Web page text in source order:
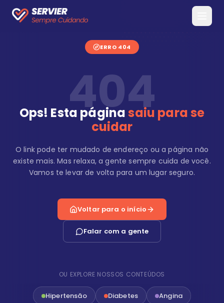
ERRO 404
404
Ops! Esta páginasaiu para se
cuidar
O link pode ter mudado de endereço ou a página não
existe mais. Mas relaxa, a gente sempre cuida de você.
Vamos te levar de volta para um lugar seguro.
Voltar para o início
Falar com a gente
OU EXPLORE NOSSOS CONTEÚDOS
Hipertensão Diabetes
Angina